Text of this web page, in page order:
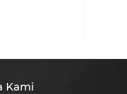
Kami